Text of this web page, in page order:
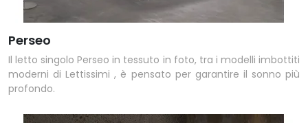
Perseo
Il letto singolo Perseo in tessuto in foto, tra i modelli imbottiti
moderni di Lettissimi , è pensato per garantire il sonno più
profondo.